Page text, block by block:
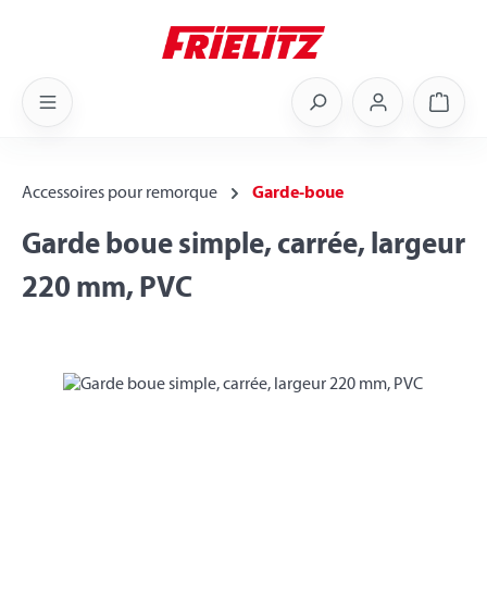
Accessoires pour remorque Garde-boue
Garde boue simple, carrée, largeur
220 mm, PVC
Skip image gallery